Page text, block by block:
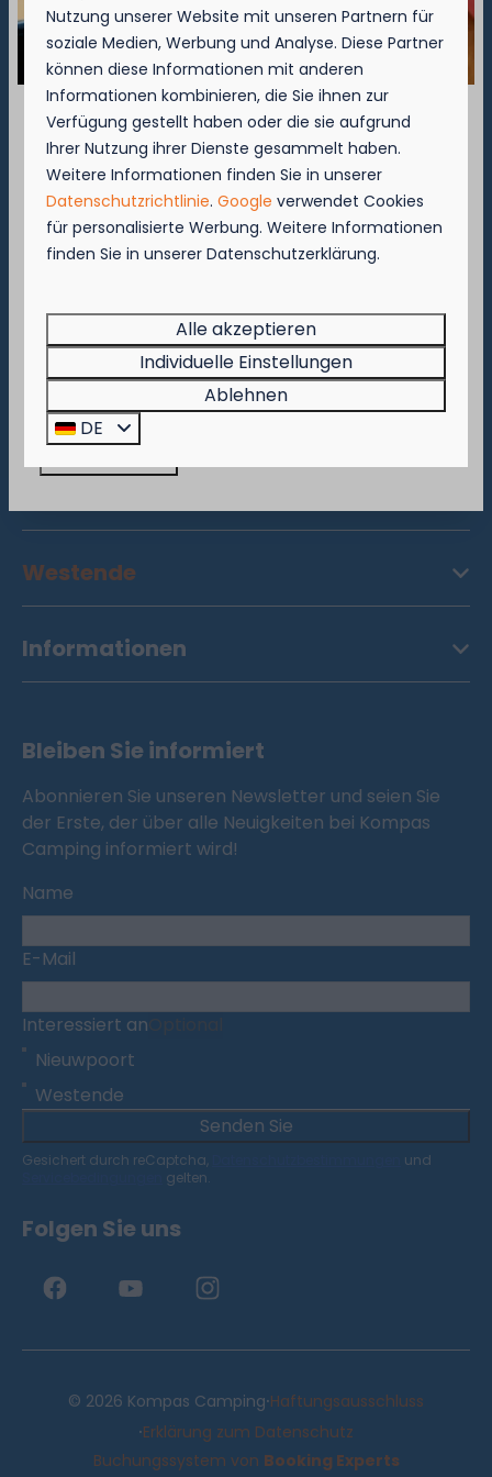
▷ Camping Westende
Rue de Basseville 141 B
8434 Westende
+32 (0)58-22 30 25
westende@kompascamping.be
Westende
Informationen
Bleiben Sie informiert
Abonnieren Sie unseren Newsletter und seien Sie
der Erste, der über alle Neuigkeiten bei Kompas
Camping informiert wird!
Name
E-Mail
Interessiert an
Nieuwpoort
Westende
Senden Sie
Gesichert durch reCaptcha,
und
gelten.
Folgen Sie uns
© 2026 Kompas Camping·Haftungsausschluss
·Erklärung zum Datenschutz
Buchungssystem von Booking Experts
September = Muschelmonat!
Genießen Sie vom 1. bis zum 29. September 50
% Rabatt auf den Preis für Muscheln für 2
Personen!
Brasserie VierTorrein Nieuwpoort und
Grill & Terracein Westende.
Beeilen Sie sich, denn die Aktion gilt nur, solange
der Vorrat reicht!
Nutzung unserer Website mit unseren Partnern für
soziale Medien, Werbung und Analyse. Diese Partner
können diese Informationen mit anderen
Informationen kombinieren, die Sie ihnen zur
Verfügung gestellt haben oder die sie aufgrund
Ihrer Nutzung ihrer Dienste gesammelt haben.
Weitere Informationen finden Sie in unserer
Datenschutzrichtlinie.Google verwendet Cookies
für personalisierte Werbung. Weitere Informationen
finden Sie in unserer Datenschutzerklärung.
Alle akzeptieren
Individuelle Einstellungen
Ablehnen
DE